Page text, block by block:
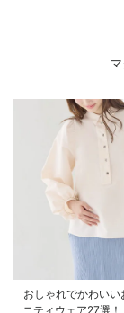
おしゃれでかわいい
ニティウェア27選！